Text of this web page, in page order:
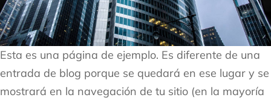
Esta es una página de ejemplo. Es diferente de una
entrada de blog porque se quedará en ese lugar y se
mostrará en la navegación de tu sitio (en la mayoría